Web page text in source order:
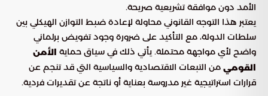
الأمد دون موافقة تشريعية صريحة.
يعتبر هذا التوجه القانوني محاولة لإعادة ضبط التوازن الهيكلي بين
سلطات الدولة، مع التأكيد على ضرورة وجود تفويض برلماني
واضح لأي مواجهة محتملة. يأتي ذلك في سياق حماية الأمن
القومي من التبعات الاقتصادية والسياسية التي قد تنجم عن
قرارات استراتيجية غير مدروسة بعناية أو ناتجة عن تقديرات فردية.